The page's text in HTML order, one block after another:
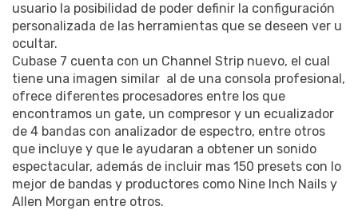
usuario la posibilidad de poder definir la configuración
personalizada de las herramientas que se deseen ver u
ocultar.
Cubase 7 cuenta con un Channel Strip nuevo, el cual
tiene una imagen similar al de una consola profesional,
ofrece diferentes procesadores entre los que
encontramos un gate, un compresor y un ecualizador
de 4 bandas con analizador de espectro, entre otros
que incluye y que le ayudaran a obtener un sonido
espectacular, además de incluir mas 150 presets con lo
mejor de bandas y productores como Nine Inch Nails y
Allen Morgan entre otros.